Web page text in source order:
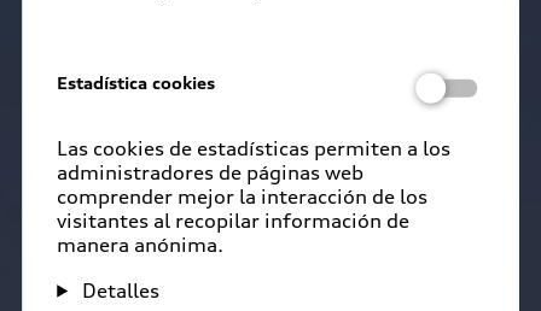
Estadística cookies
Las cookies de estadísticas permiten a los
administradores de páginas web
comprender mejor la interacción de los
visitantes al recopilar información de
manera anónima.
Detalles